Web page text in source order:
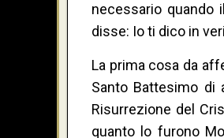
necessario quando
disse: Io ti dico in
La prima cosa da
Santo Battesimo di
Risurrezione del
quanto lo furono